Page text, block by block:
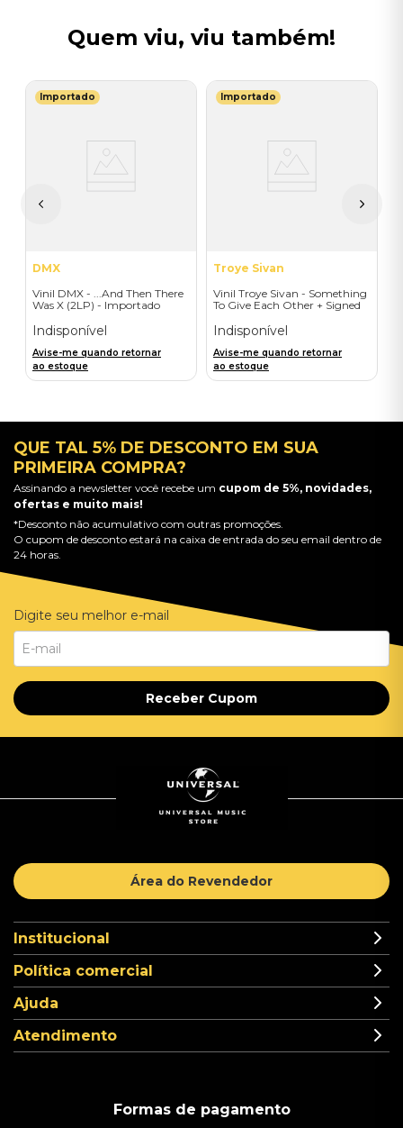
Quem viu, viu também!
Importado
DMX
Vinil DMX - ...And Then There
Was X (2LP) - Importado
Indisponível
Avise-me quando retornar
ao estoque
Importado
Troye Sivan
Vinil Troye Sivan - Something
To Give Each Other + Signed
Indisponível
Avise-me quando retornar
ao estoque
QUE TAL 5% DE DESCONTO EM SUA
PRIMEIRA COMPRA?
Assinando a newsletter você recebe um cupom de 5%, novidades,
ofertas e muito mais!
*Desconto não acumulativo com outras promoções.
O cupom de desconto estará na caixa de entrada do seu email dentro de
24 horas.
Digite seu melhor e-mail
Receber Cupom
Área do Revendedor
Institucional
Política comercial
Ajuda
Atendimento
Formas de pagamento